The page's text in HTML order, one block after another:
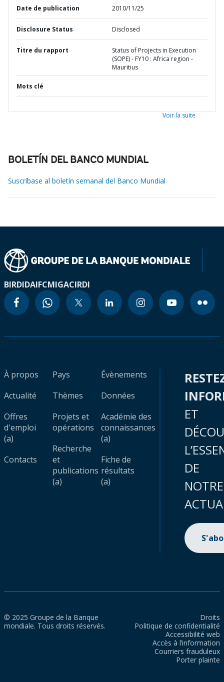
Date de publication 2010/11/25
Disclosure Status Disclosed
Titre du rapport
Status of Projects in Execution
(SOPE) - FY10 : Africa region -
Mauritius
Mots clé
Voir la suite
BOLETÍN DEL BANCO MUNDIAL
Suscríbase al boletín semanal del Banco Mundial
BIRDIDAIFCMIGACIRDI
À propos
Actualité
Offres
d'emploi
(a)
Contacts
Pays
Thèmes
Projets et
opérations
Recherche
et
publications
(a)
Évènements
Données
Académie des
connaissances
(a)
Fiche de
résultats
(a)
ET
DE
NOTRE
© 2025 Groupe de la Banque
mondiale. Tous droits réservés.
Droits
Politique de confidentialité
Accessibilité web
Accès à l’information
Courriers frauduleux
Porter plainte